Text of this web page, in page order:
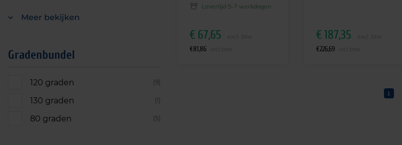
Meer bekijken
Gradenbundel
120 graden (9)
130 graden (1)
80 graden (5)
Levertijd 5-7 werkdagen
€ 67,65
€81,86
€ 187,35
€226,69
1